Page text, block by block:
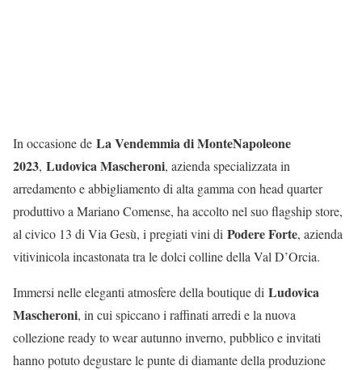
In occasione de La Vendemmia di MonteNapoleone
2023, Ludovica Mascheroni, azienda specializzata in
arredamento e abbigliamento di alta gamma con head quarter
produttivo a Mariano Comense, ha accolto nel suo flagship store,
al civico 13 di Via Gesù, i pregiati vini di Podere Forte, azienda
vitivinicola incastonata tra le dolci colline della Val D’Orcia.
Immersi nelle eleganti atmosfere della boutique di Ludovica
Mascheroni, in cui spiccano i raffinati arredi e la nuova
collezione ready to wear autunno inverno, pubblico e invitati
hanno potuto degustare le punte di diamante della produzione